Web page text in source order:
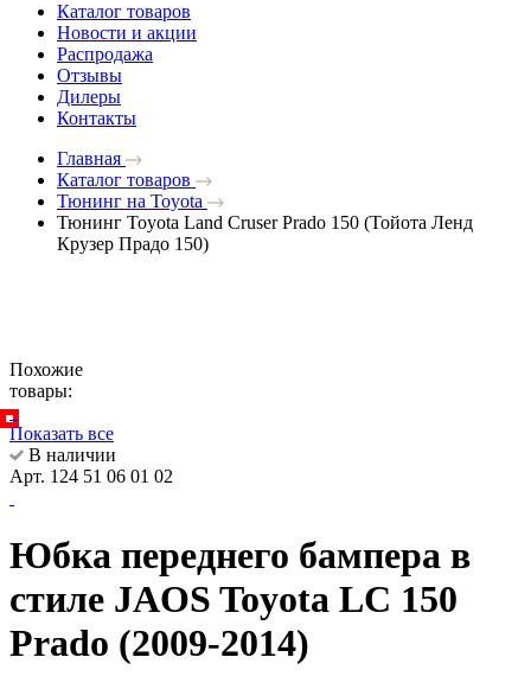
Каталог товаров
Новости и акции
Распродажа
Отзывы
Дилеры
Контакты
Главная
Каталог товаров
Тюнинг на Toyota
Тюнинг Toyota Land Cruser Prado 150 (Тойота Ленд
Крузер Прадо 150)
Похожие
товары:
Показать все
В наличии
Арт. 124 51 06 01 02
Юбка переднего бампера в
стиле JAOS Toyota LC 150
Prado (2009-2014)